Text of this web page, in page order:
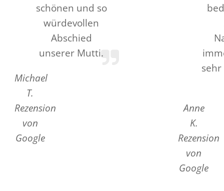
schönen und so
würdevollen
Abschied
unserer Mutti.
Michael
T.
Rezension
von
Google
Anne
K.
Rezension
von
Google